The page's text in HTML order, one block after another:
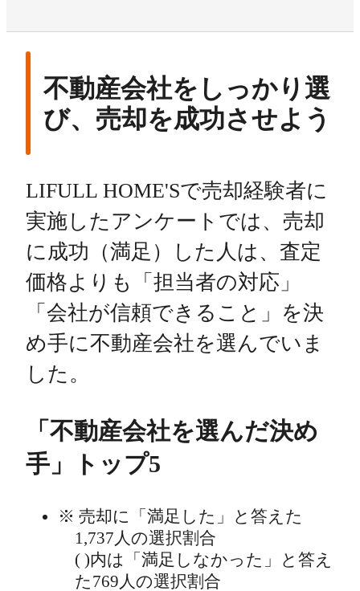
不動産会社をしっかり選
び、売却を成功させよう
LIFULL HOME'Sで売却経験者に
実施したアンケートでは、売却
に成功（満足）した人は、査定
価格よりも「担当者の対応」
「会社が信頼できること」を決
め手に不動産会社を選んでいま
した。
「不動産会社を選んだ決め
手」トップ5
売却に「満足した」と答えた
1,737人の選択割合
( )内は「満足しなかった」と答え
た769人の選択割合